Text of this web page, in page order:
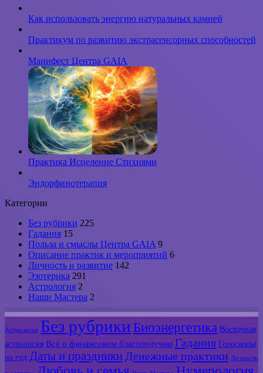
Как использовать энергию натуральных камней
Практикум по развитию экстрасенсорных способностей
Манифест Центра GAIA
Практика Исцеление Стихиями
Эндорфинотерапия
Категории
Без рубрики 225
Гадания 15
Польза и смыслы Центра GAIA 9
Описание практик и мероприятий 6
Личность и развитие 142
Эзотерика 291
Астрология 2
Наши Мастера 2
Астрология Без рубрики Биоэнергетика Восточная
астрология Всё о финансовом благополучии Гадания Гороскопы
на год Даты и праздники Денежные практики Личность